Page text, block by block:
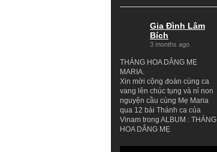
Gia Đình Lâm
Bích
3 months ago
THÁNG HOA DÂNG MẸ
MARIA.
Xin mời cộng đoàn cùng ca
vang lên chúc tụng và nỉ non
nguyện cầu cùng Mẹ Maria
qua 12 bài Thánh ca của
Vinam trong ALBUM : THÁNG
HOA DÂNG MẸ